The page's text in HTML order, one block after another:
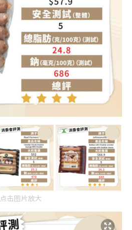
点击图片放大